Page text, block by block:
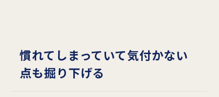
慣れてしまっていて気付かない
点も掘り下げる